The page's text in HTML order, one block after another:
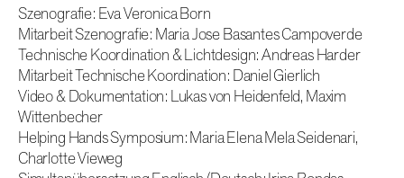
Szenografie: Eva Veronica Born
Mitarbeit Szenografie: Maria Jose Basantes Campoverde
Technische Koordination & Lichtdesign: Andreas Harder
Mitarbeit Technische Koordination: Daniel Gierlich
Video & Dokumentation: Lukas von Heidenfeld, Maxim
Wittenbecher
Helping Hands Symposium: Maria Elena Mela Seidenari,
Charlotte Vieweg